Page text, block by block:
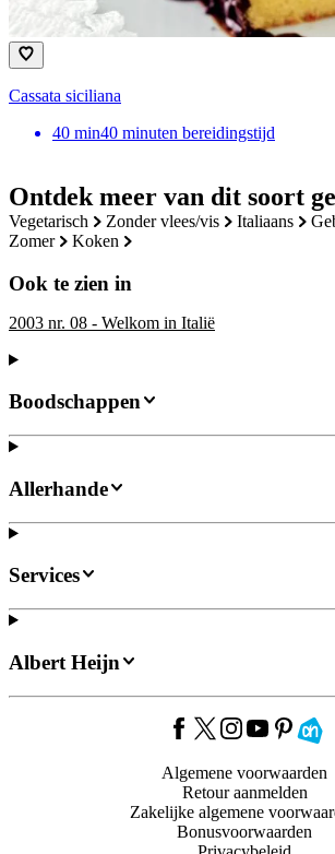
Ontdek meer van dit soort
vegetarisch zonder vlees/vis italiaans
zomer
koken
Ook te zien in
2003 nr. 08 - Welkom in Italië
Cassata siciliana
40 min40 minuten bereidingstijd
Boodschappen
Allerhande
Services
Albert Heijn
Algemene voorwaarden
Retour aanmelden
Zakelijke algemene
Bonusvoorwaarden